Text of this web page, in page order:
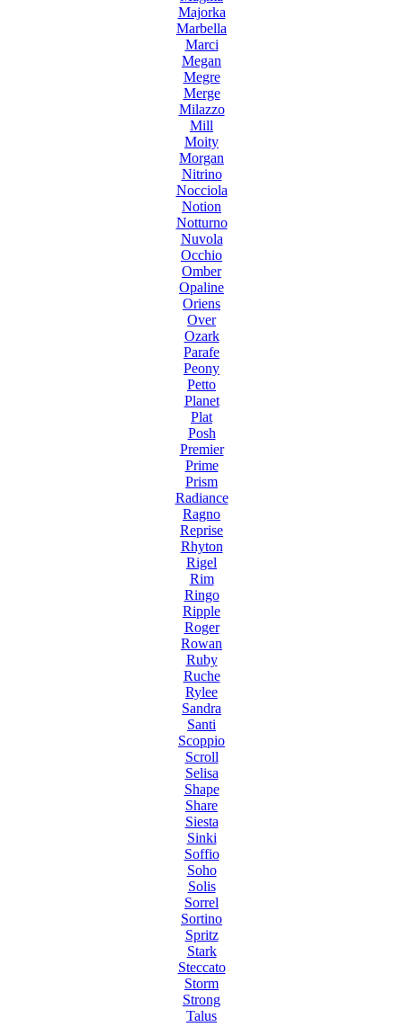
Majorka
Marbella
Marci
Megan
Megre
Merge
Milazzo
Mill
Moity
Morgan
Nitrino
Nocciola
Notion
Notturno
Nuvola
Occhio
Omber
Opaline
Oriens
Over
Ozark
Parafe
Peony
Petto
Planet
Plat
Posh
Premier
Prime
Prism
Radiance
Ragno
Reprise
Rhyton
Rigel
Rim
Ringo
Ripple
Roger
Rowan
Ruby
Ruche
Rylee
Sandra
Santi
Scoppio
Scroll
Selisa
Shape
Share
Siesta
Sinki
Soffio
Soho
Solis
Sorrel
Sortino
Spritz
Stark
Steccato
Storm
Strong
Talus